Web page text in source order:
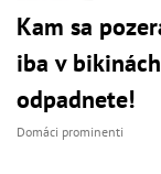
Kam sa
iba v
odpadnete!
Domáci prominenti